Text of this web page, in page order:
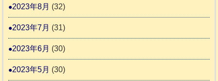
2023年8月 (32)
2023年7月 (31)
2023年6月 (30)
2023年5月 (30)